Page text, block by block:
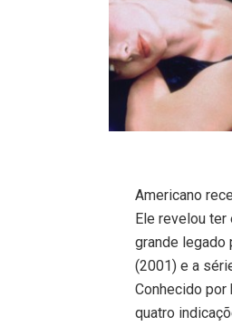
Americano
Ele revelou ter
grande legado
(2001) e a
Conhecido
quatro